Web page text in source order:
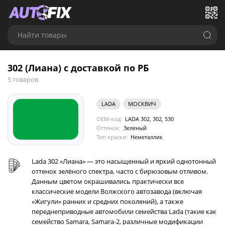
Найти товары
302 (Лиана) с доставкой по РБ
5 товаров
LADA
МОСКВИЧ
OEM-код: LADA 302, 302, 530
Оттенок: Зеленый
Тип краски: Неметаллик
Lada 302 «Лиана» — это насыщенный и яркий однотонный
оттенок зелёного спектра, часто с бирюзовым отливом.
Данным цветом окрашивались практически все
классические модели Волжского автозавода (включая
«Жигули» ранних и средних поколений), а также
переднеприводные автомобили семейства Lada (такие как
семейство Samara, Samara-2, различные модификации